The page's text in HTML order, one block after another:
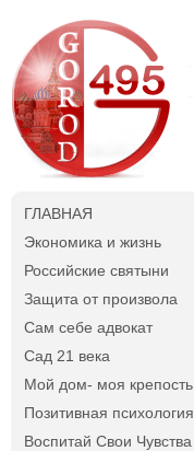
ГЛАВНАЯ
Экономика и жизнь
Российские святыни
Защита от произвола
Сам себе адвокат
Сад 21 века
Мой дом- моя крепость
Позитивная психология
Воспитай Свои Чувства